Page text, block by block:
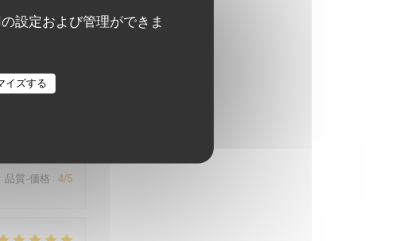
設定および管理ができま
イズする
品質-価格 : 4/5